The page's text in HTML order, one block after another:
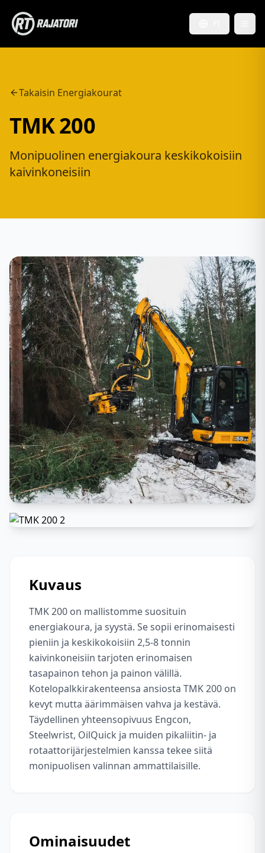
Takaisin Energiakourat
TMK 200
Monipuolinen energiakoura keskikokoisiin
kaivinkoneisiin
Kuvaus
TMK 200 on mallistomme suosituin
energiakoura, ja syystä. Se sopii erinomaisesti
pieniin ja keskikokoisiin 2,5-8 tonnin
kaivinkoneisiin tarjoten erinomaisen
tasapainon tehon ja painon välillä.
Kotelopalkkirakenteensa ansiosta TMK 200 on
kevyt mutta äärimmäisen vahva ja kestävä.
Täydellinen yhteensopivuus Engcon,
Steelwrist, OilQuick ja muiden pikaliitin- ja
rotaattorijärjestelmien kanssa tekee siitä
monipuolisen valinnan ammattilaisille.
Ominaisuudet